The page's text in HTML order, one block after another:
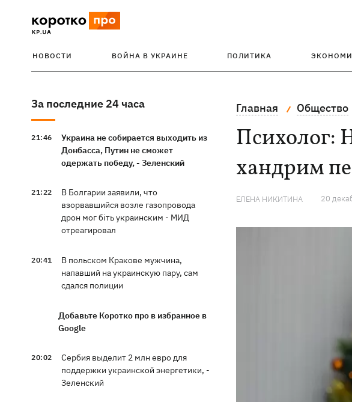
НОВОСТИ ВОЙНА В УКРАИНЕ ПОЛИТИКА
За последние 24 часа
21:46
Украина не собирается выходить из
Донбасса, Путин не сможет
одержать победу, - Зеленский
21:22
В Болгарии заявили, что
взорвавшийся возле газопровода
дрон мог біть украинским - МИД
отреагировал
20:41
В польском Кракове мужчина,
напавший на украинскую пару, сам
сдался полиции
Добавьте Коротко про в избранное в
Google
20:02
Сербия выделит 2 млн евро для
поддержки украинской энергетики, -
Зеленский
Главная Общество
Психолог:
хандрим
ЕЛЕНА НИКИТИНА 20